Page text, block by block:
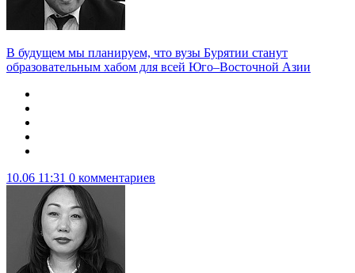
В будущем мы планируем, что вузы Бурятии станут
образовательным хабом для всей Юго–Восточной Азии
10.06 11:31 0 комментариев